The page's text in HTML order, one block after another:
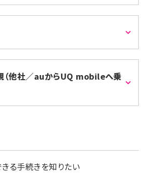
（他社／auからUQ mobileへ乗
る手続きを知りたい